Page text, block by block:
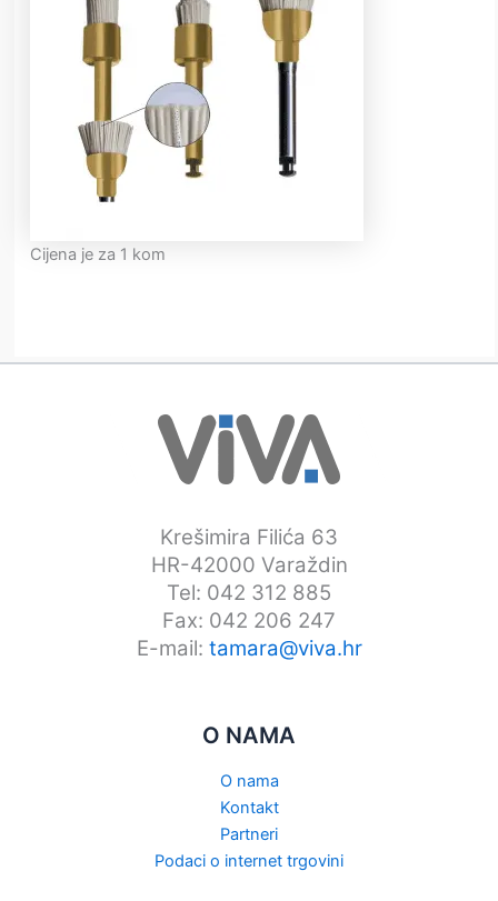
Cijena je za 1 kom
Krešimira Filića 63
HR-42000 Varaždin
Tel: 042 312 885
Fax: 042 206 247
E-mail: tamara@viva.hr
O NAMA
O nama
Kontakt
Partneri
Podaci o internet trgovini